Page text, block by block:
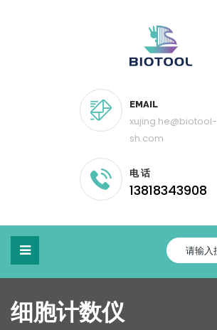
EMAIL
xujing.he@biotool-
sh.com
电 话
13818343908
细胞计数仪